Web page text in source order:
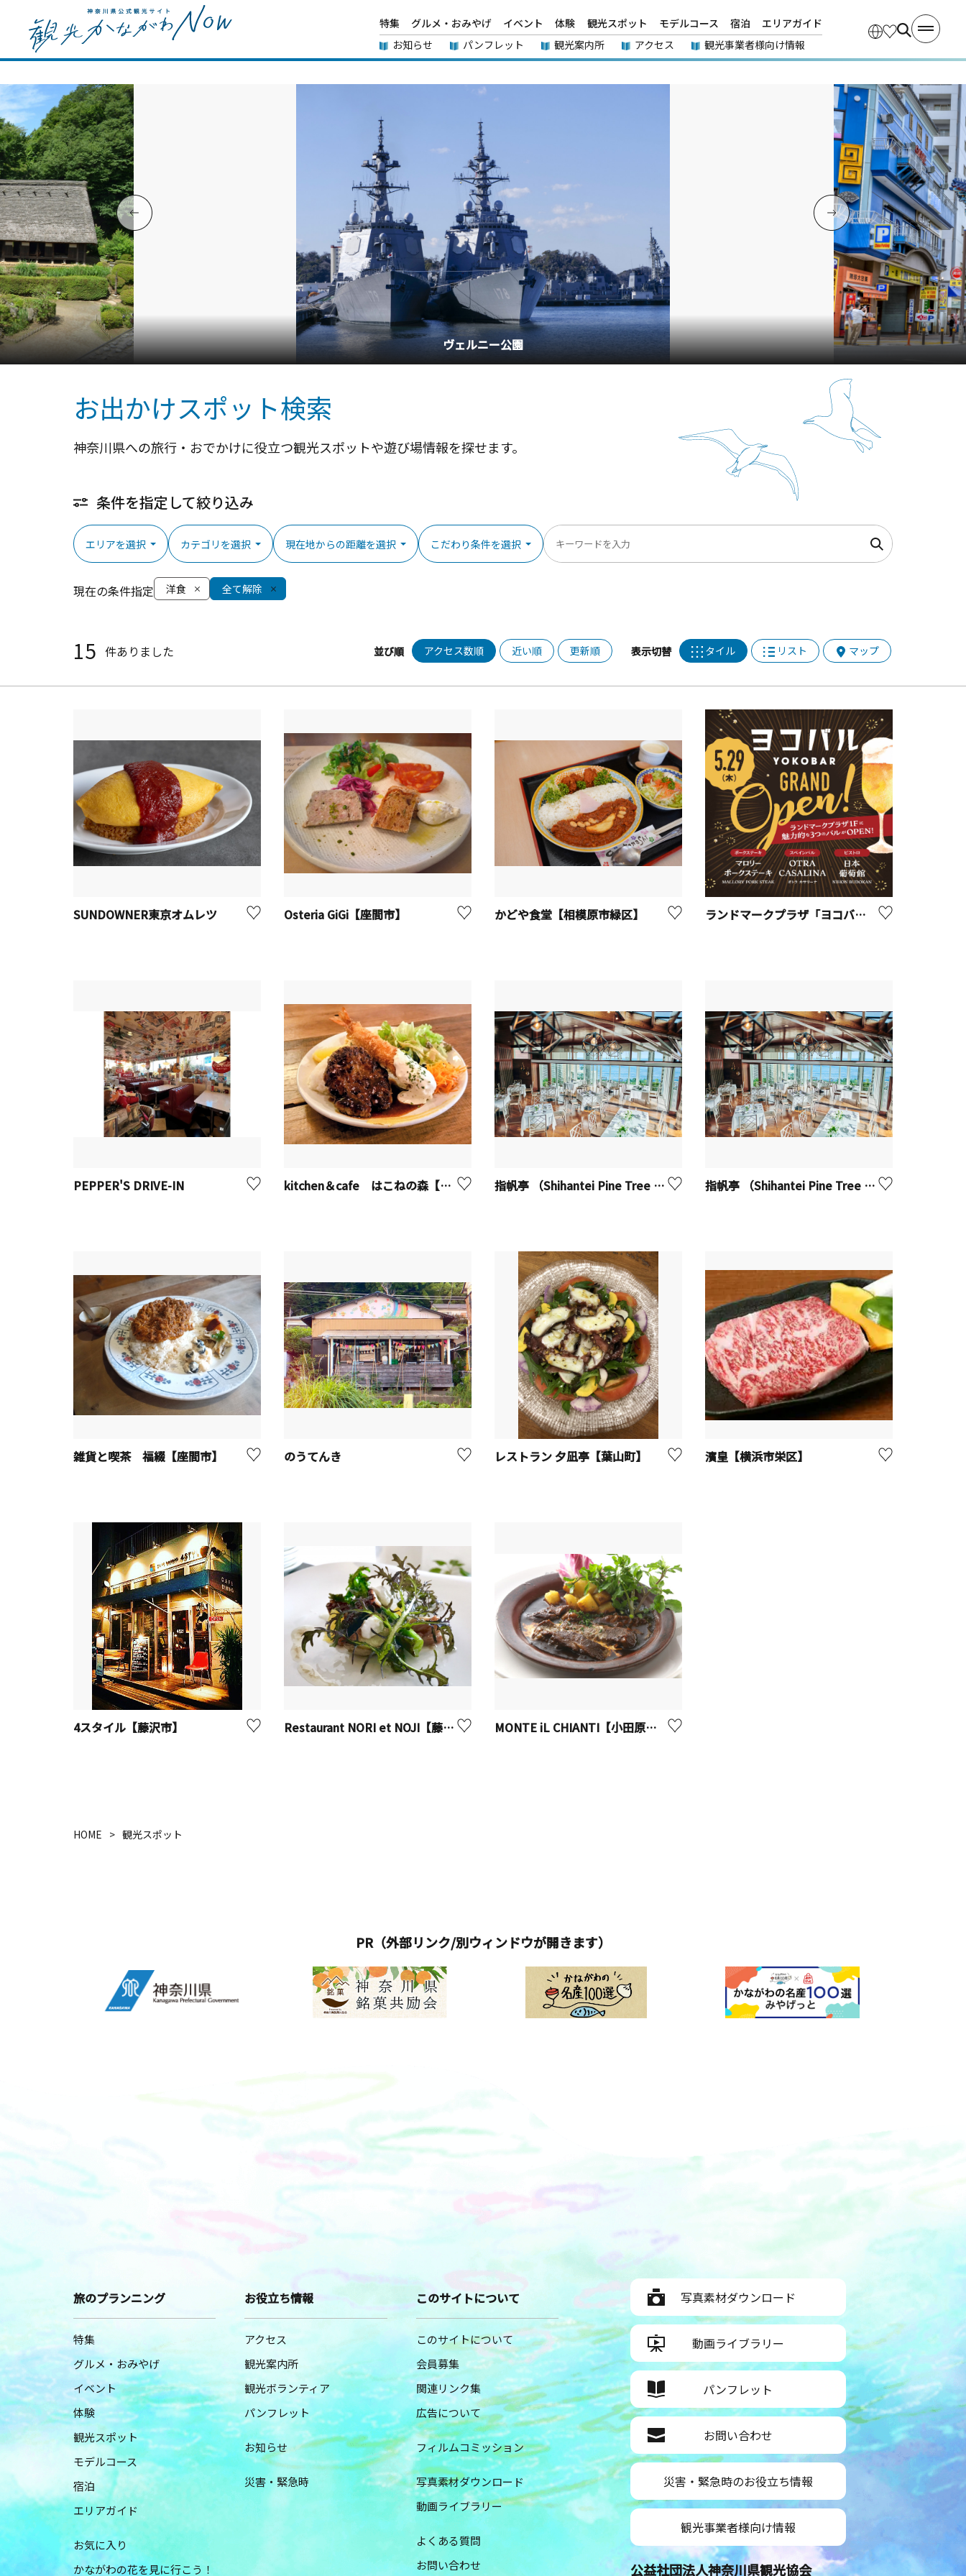
特集 グルメ・おみやげ イベント 体験 観光スポット モデルコース 宿泊
エリアガイド
お知らせ
パンフレット 観光案内所 アクセス 観光事業者様向け情報
横浜中華街
お出かけスポット検索
神奈川県への旅行・おでかけに役立つ観光スポットや遊び場情報を探せます。
条件を指定して絞り込み
エリアを選択 カテゴリを選択 現在地からの距離を選択 こだわり条件を選択
現在の条件指定 洋食 全て解除
15 件ありました 並び順 アクセス数順 近い順 更新順 表示切替 タイル リスト マップ
SUNDOWNER東京オムレツ Osteria GiGi【座間市】 かどや食堂【相模原市緑区】 ランドマークプラザ「ヨコバル」
PEPPER'S DRIVE-IN kitchen＆cafe はこねの森【座間市】 指帆亭 （Shihantei Pine Tree Resort）【二宮町】※観光事業者向けUV 指帆亭 （Shihantei Pine Tree Resort）【二宮町】
雑貨と喫茶 福綴【座間市】 のうてんき レストラン 夕凪亭【葉山町】 濱皇【横浜市栄区】
4スタイル【藤沢市】 Restaurant NORI et NOJI【藤沢市】 MONTE iL CHIANTI【小田原市】
HOME 観光スポット
PR（外部リンク/別ウィンドウが開きます）
旅のプランニング
特集
グルメ・おみやげ
イベント
体験
観光スポット
モデルコース
宿泊
エリアガイド
お気に入り
かながわの花を見に行こう！
お役立ち情報
アクセス
観光案内所
観光ボランティア
パンフレット
お知らせ
災害・緊急時
このサイトについて
このサイトについて
会員募集
関連リンク集
広告について
フィルムコミッション
写真素材ダウンロード
動画ライブラリー
よくある質問
お問い合わせ
写真素材ダウンロード
動画ライブラリー
パンフレット
お問い合わせ
災害・緊急時のお役立ち情報
観光事業者様向け情報
公益社団法人神奈川県観光協会